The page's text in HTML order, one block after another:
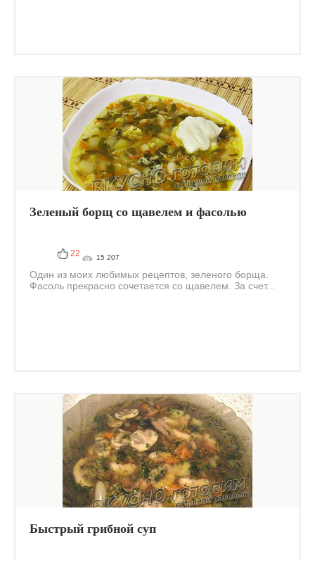
Зеленый борщ со щавелем и фасолью
22 15 207
Один из моих любимых рецептов, зеленого борща.
Фасоль прекрасно сочетается со щавелем. За счет...
Быстрый грибной суп